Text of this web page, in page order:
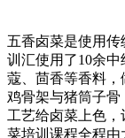
五香卤菜是使用
训汇使用了10余
蔻、茴香等香料，
鸡骨架与猪筒子
工艺给卤菜上色
菜培训课程全程